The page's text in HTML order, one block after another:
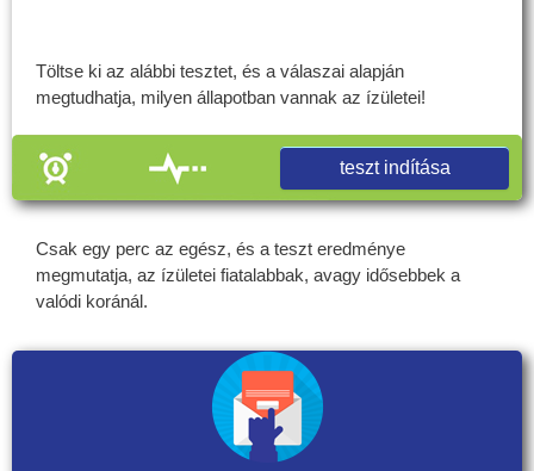
Töltse ki az alábbi tesztet, és a válaszai alapján
megtudhatja, milyen állapotban vannak az ízületei!
teszt indítása
Csak egy perc az egész, és a teszt eredménye
megmutatja, az ízületei fiatalabbak, avagy idősebbek a
valódi koránál.